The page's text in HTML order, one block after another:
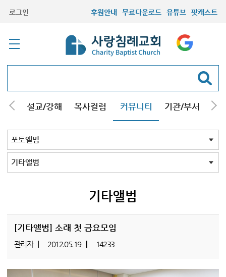
로그인 후원안내 무료다운로드 유튜브 팟캐스트
내 설교/강해 목사컬럼 커뮤니티 기관/부서 선
최근등록자료
자유게시판
교회소식
성도컬럼
새가족사진
새가족가이드
포토앨범
찬양쉼터
신앙도서
성경읽기퀴즈
기도부탁
포토앨범 전체
목회자
주일학교
중고등부
청장년부
형제모임
자매모임
가족
행사
교회모습
기타앨범
기타앨범
[기타앨범] 소래 첫 금요모임
관리자 2012.05.19 14233